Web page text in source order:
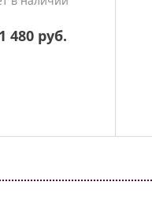
480 руб.